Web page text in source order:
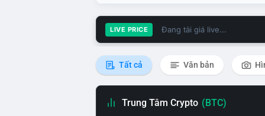
LIVE PRICE Đang tải giá live...
Tất cả Văn bản
Trung Tâm Crypto (BTC)